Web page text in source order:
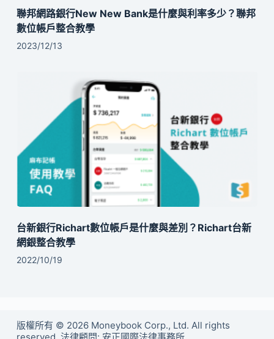
聯邦網路銀行New New Bank是什麼與利率多少？聯邦
數位帳戶整合教學
2023/12/13
台新銀行Richart數位帳戶是什麼與差別？Richart台新
網銀整合教學
2022/10/19
版權所有 © 2026 Moneybook Corp., Ltd. All rights